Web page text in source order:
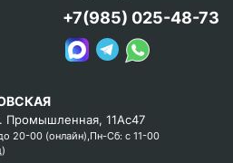
Промышленная, 11Ас47
20-00 (онлайн),Пн-Сб: с 11-00
+7(985) 025-48-73